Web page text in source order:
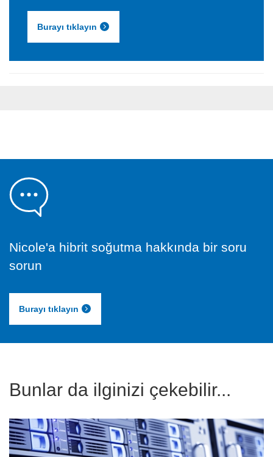
Burayı tıklayın
Nicole'a hibrit soğutma hakkında bir soru
sorun
Burayı tıklayın
Bunlar da ilginizi çekebilir...